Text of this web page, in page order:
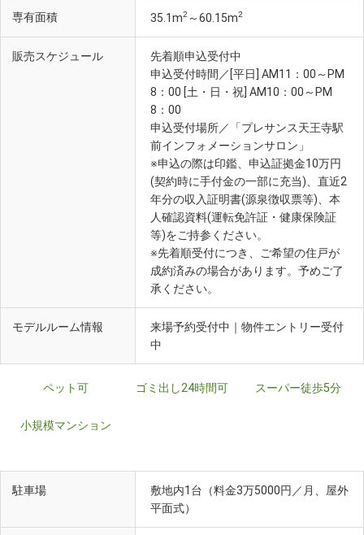
専有面積 35.1m2 ～60.15m2
販売スケジュール
先着順申込受付中
申込受付時間／[平日] AM11：00～PM
8：00 [土・日・祝] AM10：00～PM
8：00
申込受付場所／「プレサンス天王寺駅
前インフォメーションサロン」
※申込の際は印鑑、申込証拠金10万円
(契約時に手付金の一部に充当)、直近2
年分の収入証明書(源泉徴収票等)、本
人確認資料(運転免許証・健康保険証
等)をご持参ください。
※先着順受付につき、ご希望の住戸が
成約済みの場合があります。予めご了
承ください。
モデルルーム情報
来場予約受付中｜物件エントリー受付
中
ペット可 ゴミ出し24時間可 スーパー徒歩5分
小規模マンション
駐車場
敷地内1台（料金3万5000円／月、屋外
平面式）